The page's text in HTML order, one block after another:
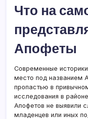
Что на
Апофеты
Современные
место под названием
пропастью в
исследования в
Апофетов не выявили
младенцев или иных